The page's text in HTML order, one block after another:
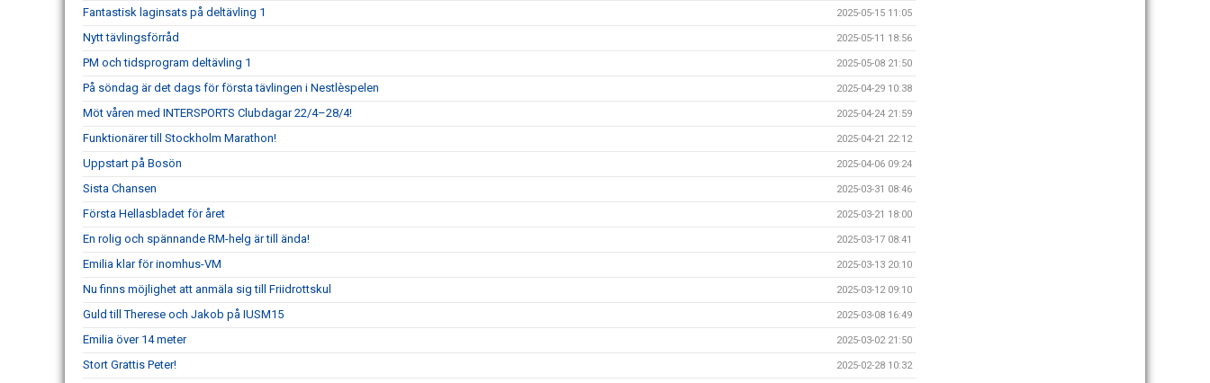
Fantastisk laginsats på deltävling 1 2025-05-15 11:05
Nytt tävlingsförråd 2025-05-11 18:56
PM och tidsprogram deltävling 1 2025-05-08 21:50
På söndag är det dags för första tävlingen i Nestlèspelen 2025-04-29 10:38
Möt våren med INTERSPORTS Clubdagar 22/4–28/4! 2025-04-24 21:59
Funktionärer till Stockholm Marathon! 2025-04-21 22:12
Uppstart på Bosön 2025-04-06 09:24
Sista Chansen 2025-03-31 08:46
Första Hellasbladet för året 2025-03-21 18:00
En rolig och spännande RM-helg är till ända! 2025-03-17 08:41
Emilia klar för inomhus-VM 2025-03-13 20:10
Nu finns möjlighet att anmäla sig till Friidrottskul 2025-03-12 09:10
Guld till Therese och Jakob på IUSM15 2025-03-08 16:49
Emilia över 14 meter 2025-03-02 21:50
Stort Grattis Peter! 2025-02-28 10:32